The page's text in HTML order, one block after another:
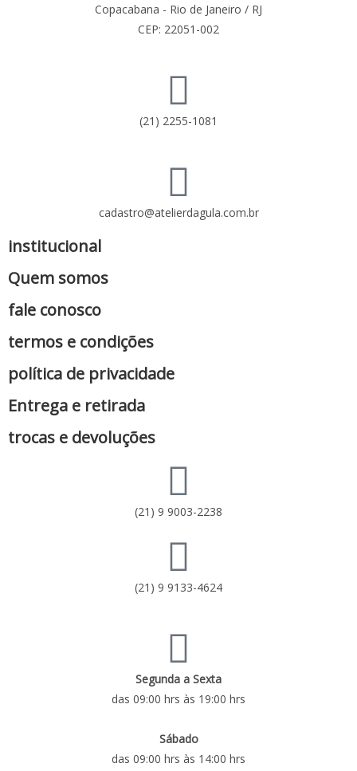
Copacabana - Rio de Janeiro / RJ
CEP: 22051-002
(21) 2255-1081
cadastro@atelierdagula.com.br
institucional
Quem somos
fale conosco
termos e condições
política de privacidade
Entrega e retirada
trocas e devoluções
(21) 9 9003-2238
(21) 9 9133-4624
Segunda a Sexta
das 09:00 hrs às 19:00 hrs
Sábado
das 09:00 hrs às 14:00 hrs